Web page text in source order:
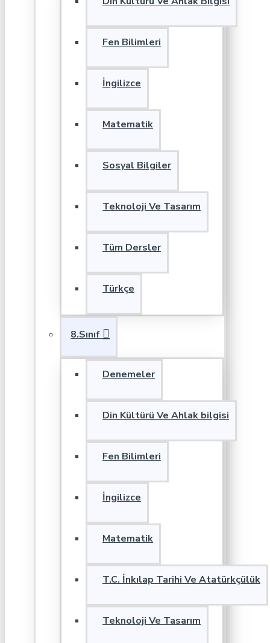
Fen Bilimleri
İngilizce
Matematik
Sosyal Bilgiler
Teknoloji Ve Tasarım
Tüm Dersler
Türkçe
8.Sınıf
Denemeler
Din Kültürü Ve Ahlak bilgisi
Fen Bilimleri
İngilizce
Matematik
T.C. İnkılap Tarihi Ve Atatürkçülük
Teknoloji Ve Tasarım